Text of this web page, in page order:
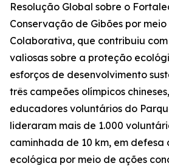
Resolução Global sobre o
Conservação de Gibões por
Colaborativa, que contribuiu
valiosas sobre a proteção
esforços de desenvolvimento
três campeões olímpicos
educadores voluntários do
lideraram mais de 1.000
caminhada de 10 km, em
ecológica por meio de ações